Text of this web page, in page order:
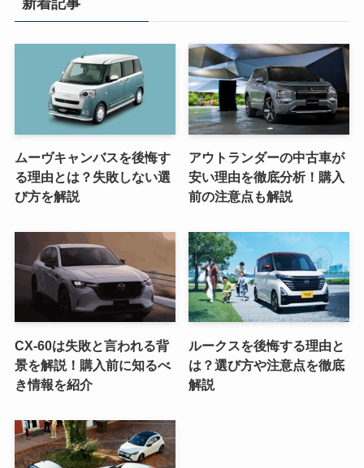
新着記事
ムーヴキャンバスを後悔す
る理由とは？失敗しない選
び方を解説
アウトランダーの中古車が
安い理由を徹底分析！購入
前の注意点も解説
CX-60は失敗と言われる背
景を解説！購入前に知るべ
き情報を紹介
ルークスを後悔する理由と
は？選び方や注意点を徹底
解説